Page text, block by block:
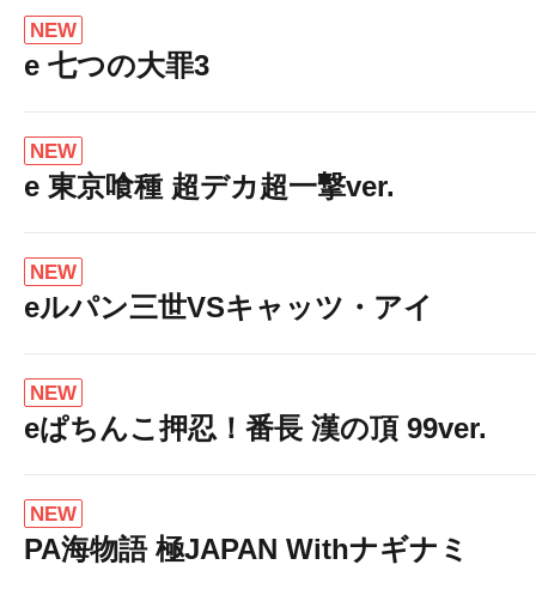
NEW
e 七つの大罪3
NEW
e 東京喰種 超デカ超一撃ver.
NEW
eルパン三世VSキャッツ・アイ
NEW
eぱちんこ押忍！番長 漢の頂 99ver.
NEW
PA海物語 極JAPAN Withナギナミ